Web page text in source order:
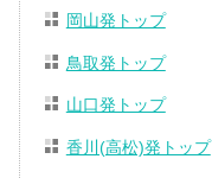
岡山発トップ
鳥取発トップ
山口発トップ
香川(高松)発トップ